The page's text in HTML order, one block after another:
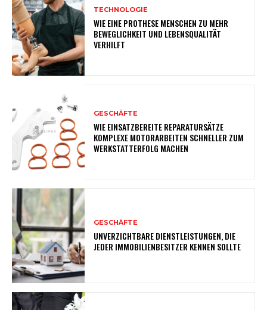
TECHNOLOGIE
WIE EINE PROTHESE MENSCHEN ZU MEHR
BEWEGLICHKEIT UND LEBENSQUALITÄT
VERHILFT
GESCHÄFTE
WIE EINSATZBEREITE REPARATURSÄTZE
KOMPLEXE MOTORARBEITEN SCHNELLER ZUM
WERKSTATTERFOLG MACHEN
GESCHÄFTE
UNVERZICHTBARE DIENSTLEISTUNGEN, DIE
JEDER IMMOBILIENBESITZER KENNEN SOLLTE